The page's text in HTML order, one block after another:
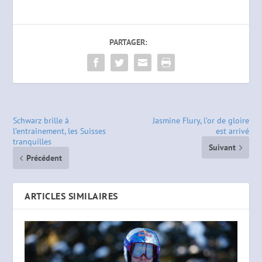
PARTAGER:
Schwarz brille à
l’entraînement, les Suisses
tranquilles
Précédent
Jasmine Flury, l’or de gloire
est arrivé
Suivant
ARTICLES SIMILAIRES